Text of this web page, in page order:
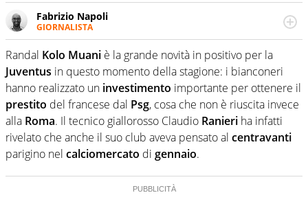
Fabrizio Napoli
GIORNALISTA
Giornalista professionista, per Virgilio Sport segue anche
il calcio ma è con la pallanuoto che esalta competenze e
passioni. Cura la comunicazione di HaBaWaBa, il più
grande festival di waterpolo per bambini al mondo
Randal Kolo Muani è la grande novità in positivo per la
Juventus in questo momento della stagione: i bianconeri
hanno realizzato un investimento importante per ottenere il
prestito del francese dal Psg, cosa che non è riuscita invece
alla Roma. Il tecnico giallorosso Claudio Ranieri ha infatti
rivelato che anche il suo club aveva pensato al centravanti
parigino nel calciomercato di gennaio.